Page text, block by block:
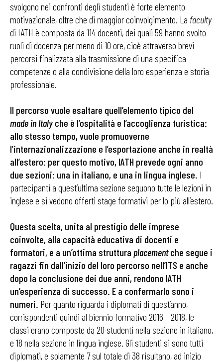
svolgono nei confronti degli studenti è forte elemento
motivazionale, oltre che di maggior coinvolgimento. La faculty
di IATH è composta da 114 docenti, dei quali 59 hanno svolto
ruoli di docenza per meno di 10 ore, cioè attraverso brevi
percorsi finalizzata alla trasmissione di una specifica
competenze o alla condivisione della loro esperienza e storia
professionale.
Il percorso vuole esaltare quell’elemento tipico del
made in Italy che è l’ospitalità e l’accoglienza turistica:
allo stesso tempo, vuole promuoverne
l’internazionalizzazione e l’esportazione anche in realtà
all’estero: per questo motivo, IATH prevede ogni anno
due sezioni: una in italiano, e una in lingua inglese. I
partecipanti a quest’ultima sezione seguono tutte le lezioni in
inglese e si vedono offerti stage formativi per lo più all’estero.
Questa scelta, unita al prestigio delle imprese
coinvolte, alla capacità educativa di docenti e
formatori, e a un’ottima struttura placementche segue i
ragazzi fin dall’inizio del loro percorso nell’ITS e anche
dopo la conclusione dei due anni, rendono IATH
un’esperienza di successo. E a confermarlo sono i
numeri. Per quanto riguarda i diplomati di quest’anno,
corrispondenti quindi al biennio formativo 2016 – 2018, le
classi erano composte da 20 studenti nella sezione in italiano,
e 18 nella sezione in lingua inglese. Gli studenti si sono tutti
diplomati, e solamente 7 sul totale di 38 risultano, ad inizio